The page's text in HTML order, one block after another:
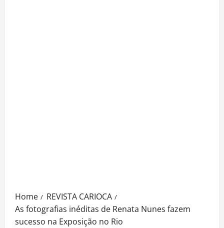
Home
REVISTA CARIOCA
As fotografias inéditas de Renata Nunes fazem
sucesso na Exposição no Rio